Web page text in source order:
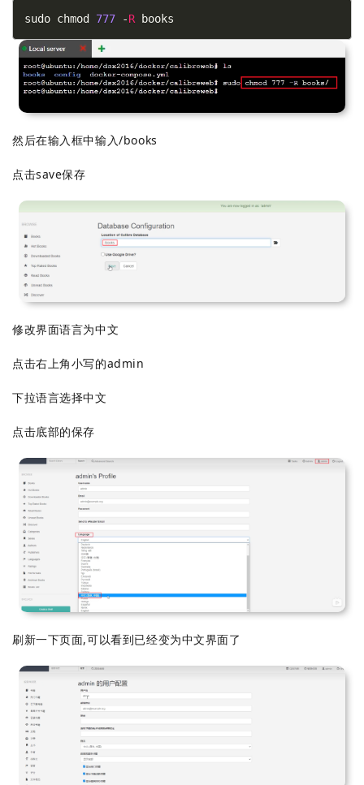
sudo chmod 777 -R books
然后在输入框中输入/books
点击save保存
修改界面语言为中文
点击右上角小写的admin
下拉语言选择中文
点击底部的保存
刷新一下页面,可以看到已经变为中文界面了